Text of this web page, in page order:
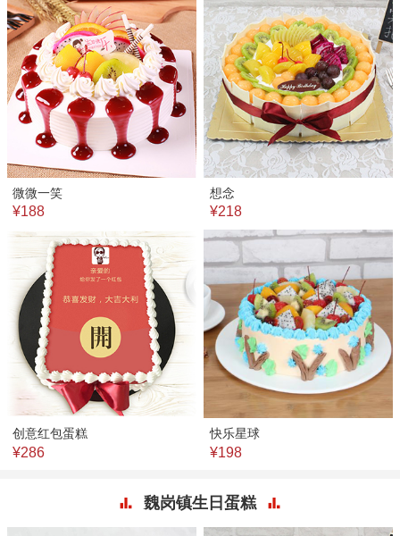
微微一笑
¥188
想念
¥218
创意红包蛋糕
¥286
快乐星球
¥198
魏岗镇生日蛋糕